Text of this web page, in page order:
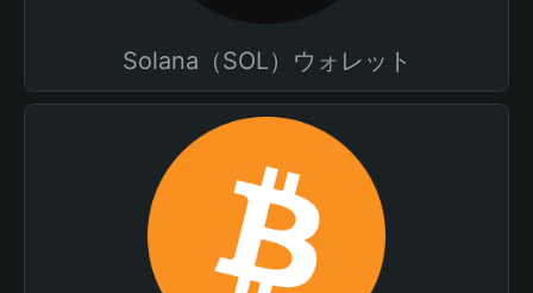
Solana（SOL）ウォレット